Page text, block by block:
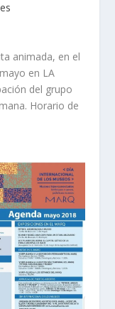
animada, en el
en LA
del grupo
Horario de